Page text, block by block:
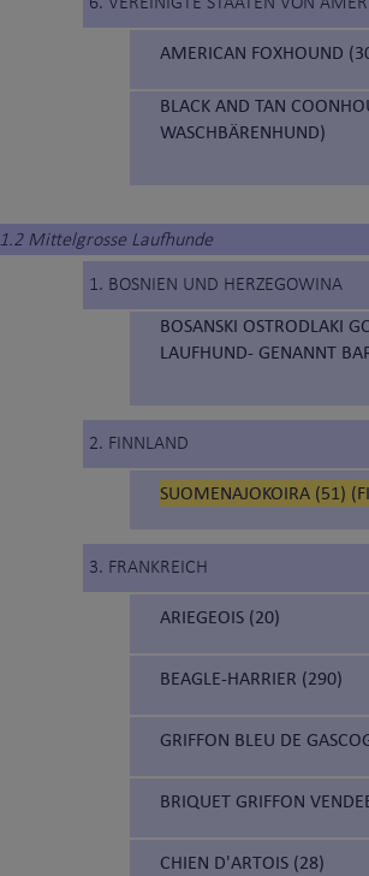
AMERICAN FOXHOUND
BLACK AND TAN
WASCHBÄRENHUND)
1.2 Mittelgrosse Laufhunde
1. BOSNIEN UND HERZEGOWINA
BOSANSKI OSTRODLAKI
LAUFHUND- GENANNT
2. FINNLAND
SUOMENAJOKOIRA (51)
3. FRANKREICH
ARIEGEOIS (20)
BEAGLE-HARRIER (290)
GRIFFON BLEU DE
BRIQUET GRIFFON
CHIEN D'ARTOIS (28)